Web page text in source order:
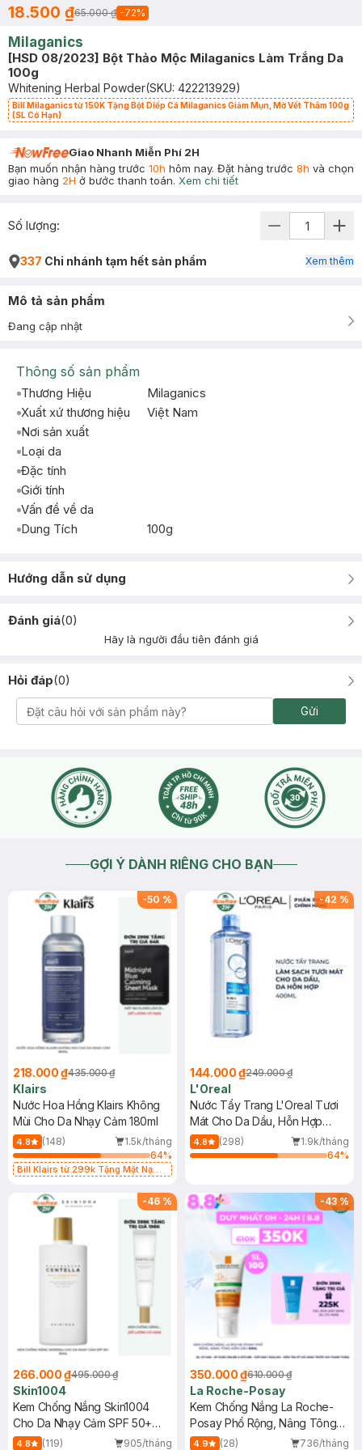
18.500 ₫65.000 ₫ -72%
Milaganics
[HSD 08/2023] Bột Thảo Mộc Milaganics Làm Trắng Da
100g
Whitening Herbal Powder(SKU: 422213929)
Bill Milaganics từ 150K Tặng Bột Diếp Cá Milaganics Giảm Mụn, Mờ Vết Thâm 100g
(SL Có Hạn)
Giao Nhanh Miễn Phí 2H
Bạn muốn nhận hàng trước 10h hôm nay. Đặt hàng trước 8h và chọn
giao hàng 2H ở bước thanh toán. Xem chi tiết
Số lượng:
337 Chi nhánh tạm hết sản phẩm Xem thêm
Mô tả sản phẩm
Đang cập nhật
Thông số sản phẩm
Thương Hiệu
Milaganics
Xuất xứ thương hiệu
Việt Nam
Nơi sản xuất
Loại da
Đặc tính
Giới tính
Vấn đề về da
Dung Tích
100g
Hướng dẫn sử dụng
Đánh giá(0)
Hãy là người đầu tiên đánh giá
Hỏi đáp(0)
Gửi
GỢI Ý DÀNH RIÊNG CHO BẠN
-50 %
218.000 ₫435.000 ₫
Klairs
Nước Hoa Hồng Klairs Không
Mùi Cho Da Nhạy Cảm 180ml
4.8 (148)
1.5k/tháng
64%
Bill Klairs từ 299k Tặng Mặt Nạ
25ml (SL Có Hạn)
-42 %
144.000 ₫249.000 ₫
L'Oreal
Nước Tẩy Trang L'Oreal Tươi
Mát Cho Da Dầu, Hỗn Hợp
400ml
4.8 (298)
1.9k/tháng
64%
-46 %
266.000 ₫495.000 ₫
Skin1004
Kem Chống Nắng Skin1004
Cho Da Nhạy Cảm SPF 50+
50ml
4.8 (119)
905/tháng
-43%
350.000 ₫610.000 ₫
La Roche-Posay
Kem Chống Nắng La Roche-
Posay Phổ Rộng, Nâng Tông
Kiềm Dầu 50ml
4.9 (28)
736/tháng